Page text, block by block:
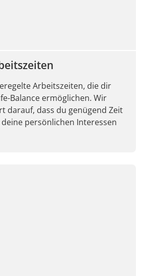
Arbeitszeiten, die dir
Balance ermöglichen. Wir
darauf, dass du genügend Zeit
persönlichen Interessen